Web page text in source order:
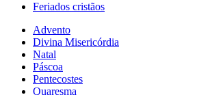
Feriados cristãos
Advento
Divina Misericórdia
Natal
Páscoa
Pentecostes
Quaresma